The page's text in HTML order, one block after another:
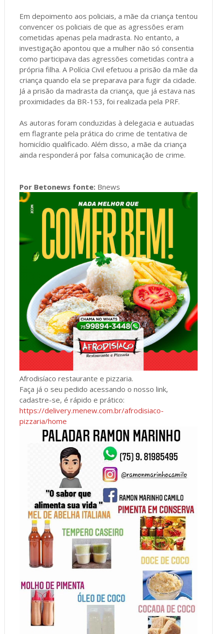
Em depoimento aos policiais, a mãe da criança tentou
convencer os policiais de que as agressões eram
cometidas apenas pela madrasta. No entanto, a
investigação apontou que a mulher não só consentia
como participava das agressões cometidas contra a
própria filha. A Polícia Civil efetuou a prisão da mãe da
criança quando ela se preparava para fugir da cidade.
Já a prisão da madrasta da criança, que já estava nas
proximidades da BR-153, foi realizada pela PRF.
As autoras foram conduzidas à delegacia e autuadas
em flagrante pela prática do crime de tentativa de
homicídio qualificado. Além disso, a mãe da criança
ainda responderá por falsa comunicação de crime.
Por Betonews fonte:Bnews
Afrodisíaco restaurante e pizzaria.
Faça já o seu pedido acessando o nosso link,
cadastre-se, é rápido e prático:
https://delivery.menew.com.br/afrodisiaco-
pizzaria/home